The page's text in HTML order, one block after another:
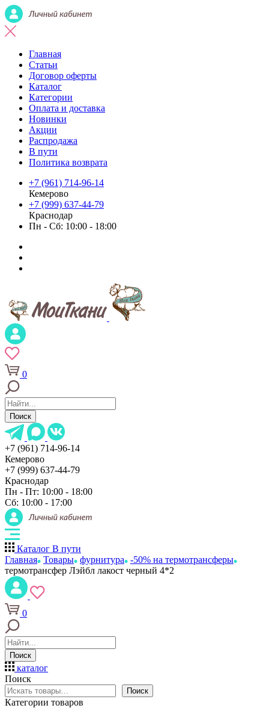
Главная
Статьи
Договор оферты
Каталог
Категории
Оплата и доставка
Новинки
Акции
Распродажа
В пути
Политика возврата
+7 (961) 714-96-14
Кемерово
+7 (999) 637-44-79
Краснодар
Пн - Сб: 10:00 - 18:00
0
Поиск
+7 (961) 714-96-14
Кемерово
+7 (999) 637-44-79
Краснодар
Пн - Пт: 10:00 - 18:00
Сб: 10:00 - 17:00
Каталог В пути
Главная Товары фурнитура
-50% на термотрансферы
термотрансфер Лэйбл лакост черный 4*2
0
Поиск
каталог
Поиск
Поиск
Категории товаров